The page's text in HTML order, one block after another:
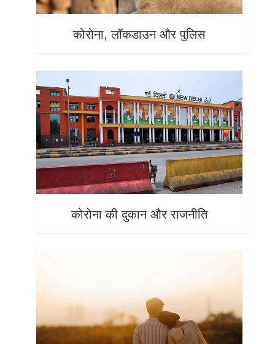
कोरोना, लॉकडाउन और पुलिस
कोरोना की दुकान और राजनीति